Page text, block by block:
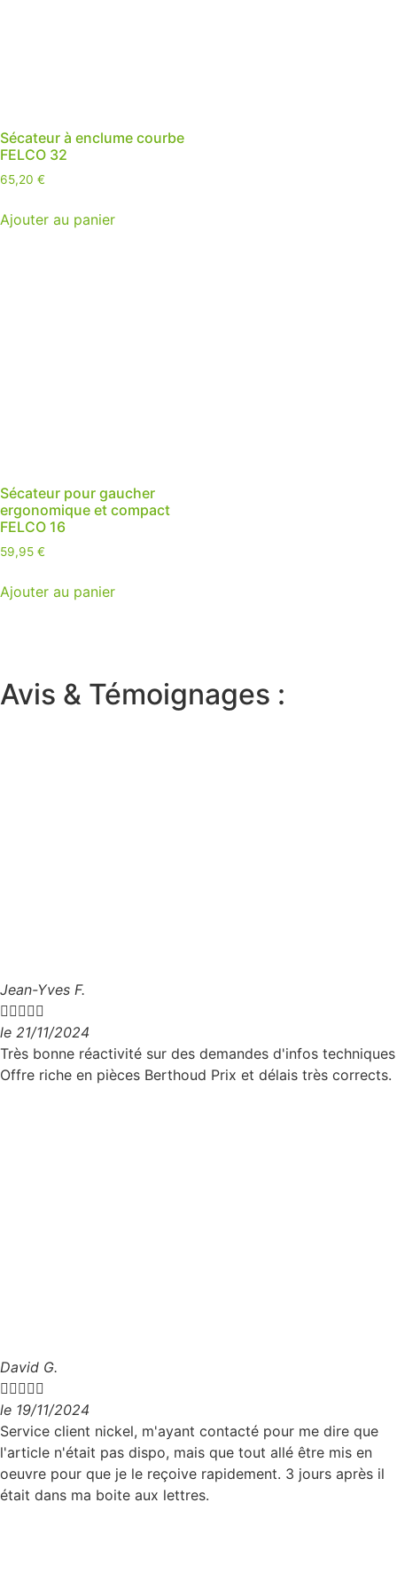
Sécateur à enclume courbe
FELCO 32
65,20 €
Ajouter au panier
Sécateur pour gaucher
ergonomique et compact
FELCO 16
59,95 €
Ajouter au panier
Avis & Témoignages :
Jean-Yves F.

le 21/11/2024
Très bonne réactivité sur des demandes d'infos techniques
Offre riche en pièces Berthoud Prix et délais très corrects.
David G.

le 19/11/2024
Service client nickel, m'ayant contacté pour me dire que
l'article n'était pas dispo, mais que tout allé être mis en
oeuvre pour que je le reçoive rapidement. 3 jours après il
était dans ma boite aux lettres.